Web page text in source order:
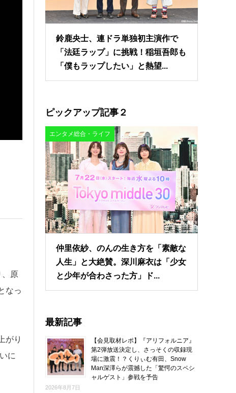
、原
なっ
がり
に
鈴鹿央士、連ドラ単独初主演作で
「法廷ラップ」に挑戦！稲垣吾郎も
「僕もラップしたい」と熱望...
ピックアップ記事２
エンタメ総合・ライフ
仲里依紗、のんの生き方を「素敵な
人生」と大絶賛。深川麻衣は「少女
と少年が合わさった方」ド...
最新記事
【会見取材レポ】『アリフォルニア』
第2弾放送決定し、さっそくの収録現
場に激震！？くりぃむ有田、Snow
Man深澤らが震撼した「驚愕のスペシ
ャルゲスト」参戦を予告
2026年8月7日